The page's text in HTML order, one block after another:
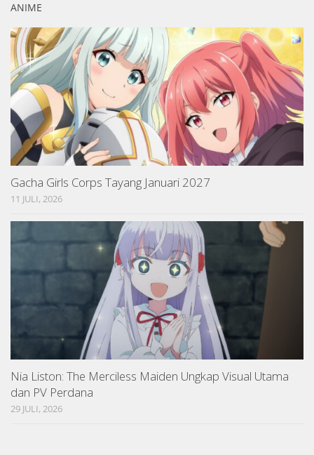
ANIME
Gacha Girls Corps Tayang Januari 2027
11 JULI, 2026
Nia Liston: The Merciless Maiden Ungkap Visual Utama
dan PV Perdana
29 JULI, 2026